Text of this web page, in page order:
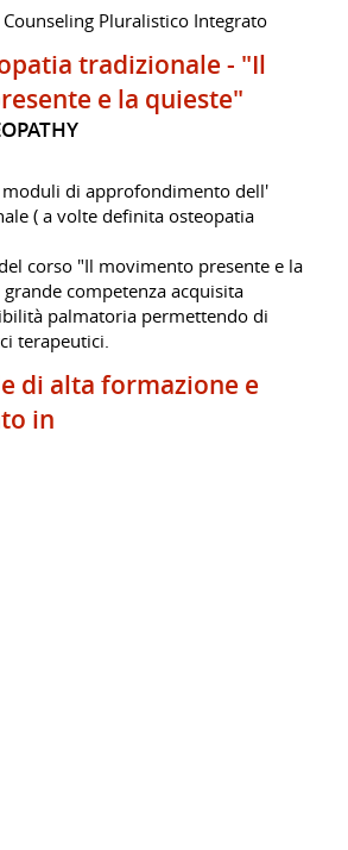
Pluralistico Integrato
tradizionale - "Il
e la quieste"
di approfondimento dell'
( a volte definita osteopatia
corso "Il movimento presente e la
competenza acquisita
palmatoria permettendo di
terapeutici.
di alta formazione e
in